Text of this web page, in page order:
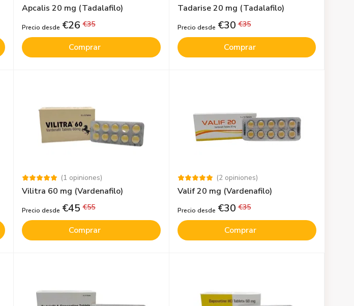
Apcalis 20 mg (Tadalafilo)
Precio desde €26 €35
Comprar
Tadarise 20 mg (Tadalafilo)
Precio desde €30 €35
Comprar
(1 opiniones)
Vilitra 60 mg (Vardenafilo)
Precio desde €45 €55
Comprar
(2 opiniones)
Valif 20 mg (Vardenafilo)
Precio desde €30 €35
Comprar